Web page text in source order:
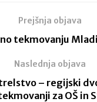
Prejšnja objava
tekmovanju
Naslednja objava
– regijski
za OŠ in